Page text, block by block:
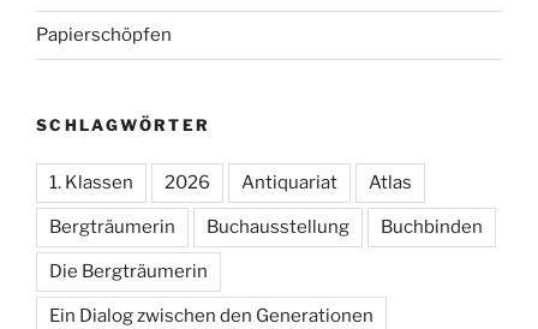
Papierschöpfen
SCHLAGWÖRTER
1. Klassen 2026 Antiquariat Atlas
Bergträumerin Buchausstellung Buchbinden
Die Bergträumerin
Ein Dialog zwischen den Generationen